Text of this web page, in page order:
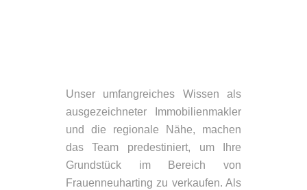
Unser umfangreiches Wissen als
ausgezeichneter Immobilienmakler
und die regionale Nähe, machen
das Team predestiniert, um Ihre
Grundstück im Bereich von
Frauenneuharting zu verkaufen. Als